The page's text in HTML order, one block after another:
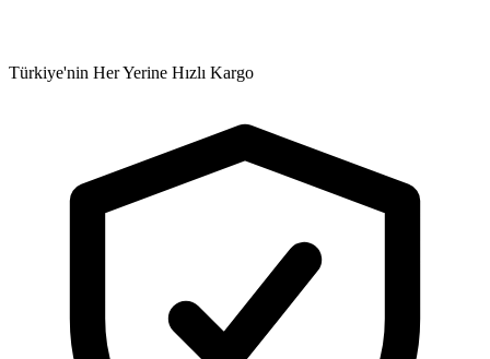
Türkiye'nin Her Yerine Hızlı Kargo